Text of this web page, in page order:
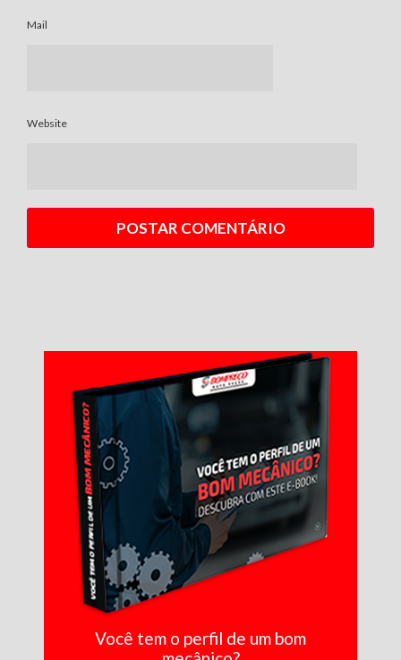
Mail
Website
Você tem o perfil de um bom